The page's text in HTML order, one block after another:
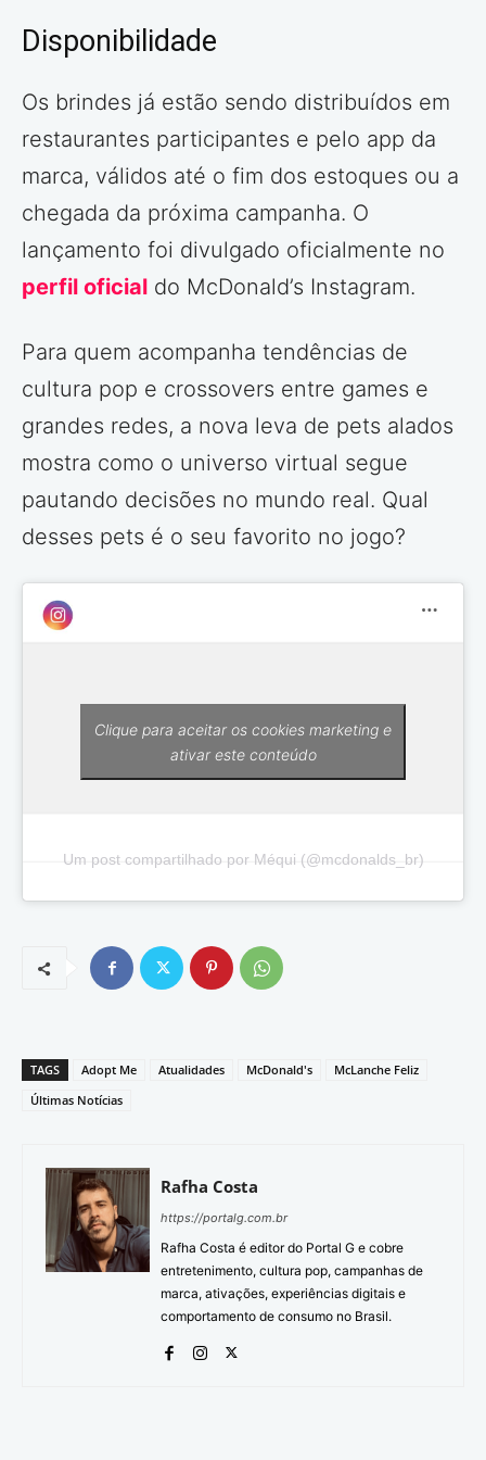
Disponibilidade
Os brindes já estão sendo distribuídos em
restaurantes participantes e pelo app da
marca, válidos até o fim dos estoques ou a
chegada da próxima campanha. O
lançamento foi divulgado oficialmente no
perfil oficial do McDonald’s Instagram.
Para quem acompanha tendências de
cultura pop e crossovers entre games e
grandes redes, a nova leva de pets alados
mostra como o universo virtual segue
pautando decisões no mundo real. Qual
desses pets é o seu favorito no jogo?
Um post compartilhado por Méqui (@mcdonalds_br)
Clique para aceitar os cookies marketing e
ativar este conteúdo
TAGS Adopt Me Atualidades McDonald's
McLanche Feliz
Últimas Notícias
Rafha Costa
https://portalg.com.br
Rafha Costa é editor do Portal G e cobre
entretenimento, cultura pop, campanhas de
marca, ativações, experiências digitais e
comportamento de consumo no Brasil.